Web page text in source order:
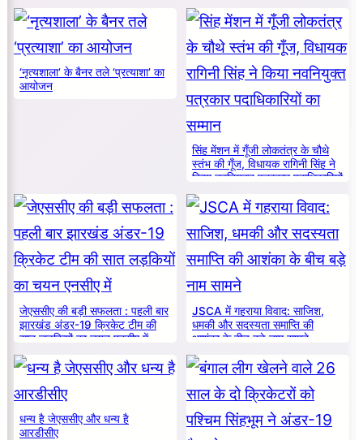
‘नृत्यशाला’ के बैनर तले ‘प्रत्याशा’ का
आयोजन
सिंह मेंशन में गूँजी लोकतंत्र के चौथे
स्तंभ की गूँज, विधायक रागिनी सिंह ने
किया नवनियुक्त पत्रकार पदाधिकारियों
का सम्मान
जेएससीए की बड़ी सफलता : पहली बार
झारखंड अंडर-19 क्रिकेट टीम की
सात लड़कियों का चयन एनसीए में
JSCA में गहराया विवाद: साजिश,
धमकी और सदस्यता समाप्ति की
आशंका के बीच बड़े नाम सामने
धन्य है जेएससीए और धन्य है
आरडीसीए